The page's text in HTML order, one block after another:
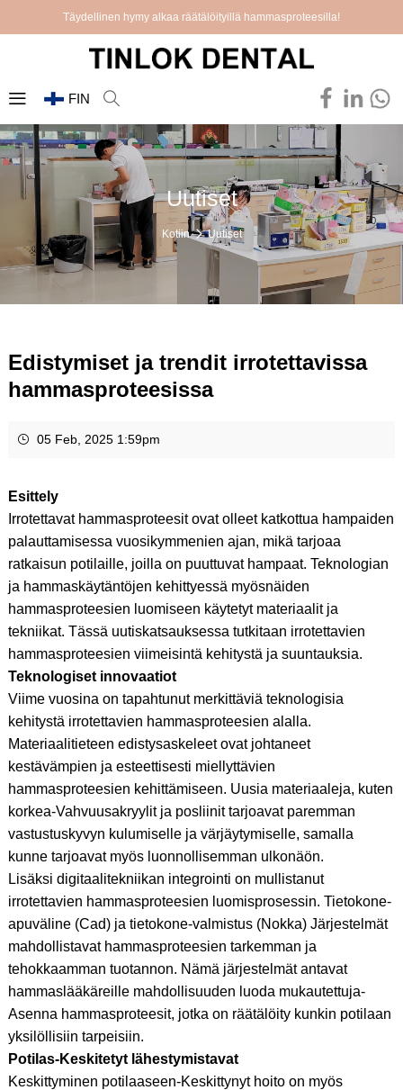
Täydellinen hymy alkaa räätälöityillä hammasproteesilla!
FIN
Uutiset
Kotiin Uutiset
Edistymiset ja trendit irrotettavissa
hammasproteesissa
05 Feb, 2025 1:59pm
Esittely
Irrotettavat hammasproteesit ovat olleet katkottua hampaiden
palauttamisessa vuosikymmenien ajan, mikä tarjoaa
ratkaisun potilaille, joilla on puuttuvat hampaat. Teknologian
ja hammaskäytäntöjen kehittyessä myösnäiden
hammasproteesien luomiseen käytetyt materiaalit ja
tekniikat. Tässä uutiskatsauksessa tutkitaan irrotettavien
hammasproteesien viimeisintä kehitystä ja suuntauksia.
Teknologiset innovaatiot
Viime vuosina on tapahtunut merkittäviä teknologisia
kehitystä irrotettavien hammasproteesien alalla.
Materiaalitieteen edistysaskeleet ovat johtaneet
kestävämpien ja esteettisesti miellyttävien
hammasproteesien kehittämiseen. Uusia materiaaleja, kuten
korkea-Vahvuusakryylit ja posliinit tarjoavat paremman
vastustuskyvyn kulumiselle ja värjäytymiselle, samalla
kunne tarjoavat myös luonnollisemman ulkonäön.
Lisäksi digitaalitekniikan integrointi on mullistanut
irrotettavien hammasproteesien luomisprosessin. Tietokone-
apuväline (Cad) ja tietokone-valmistus (Nokka) Järjestelmät
mahdollistavat hammasproteesien tarkemman ja
tehokkaamman tuotannon. Nämä järjestelmät antavat
hammaslääkäreille mahdollisuuden luoda mukautettuja-
Asenna hammasproteesit, jotka on räätälöity kunkin potilaan
yksilöllisiin tarpeisiin.
Potilas-Keskitetyt lähestymistavat
Keskittyminen potilaaseen-Keskittynyt hoito on myös